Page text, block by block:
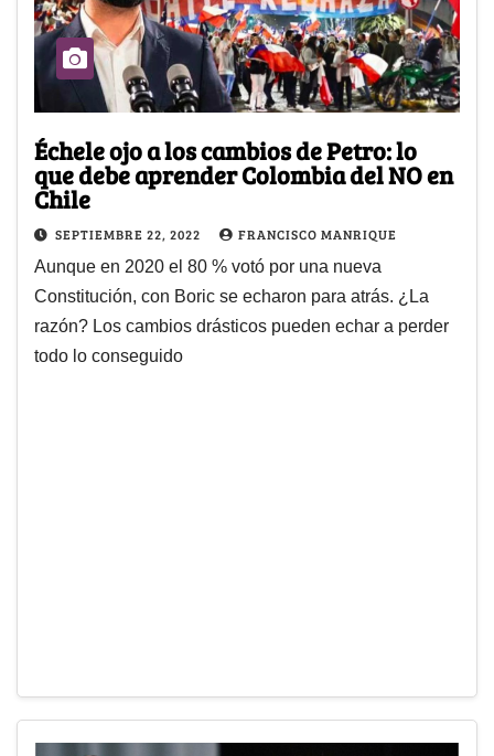
Échele ojo a los cambios de Petro: lo
que debe aprender Colombia del NO en
Chile
SEPTIEMBRE 22, 2022 FRANCISCO MANRIQUE
Aunque en 2020 el 80 % votó por una nueva
Constitución, con Boric se echaron para atrás. ¿La
razón? Los cambios drásticos pueden echar a perder
todo lo conseguido